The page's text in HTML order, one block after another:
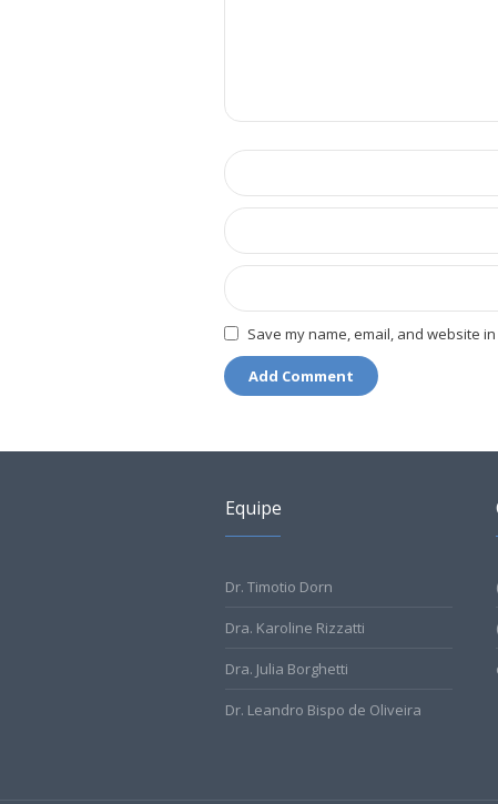
Save my name, email, and website
Equipe
Dr. Timotio Dorn
Dra. Karoline Rizzatti
Dra. Julia Borghetti
Dr. Leandro Bispo de Oliveira